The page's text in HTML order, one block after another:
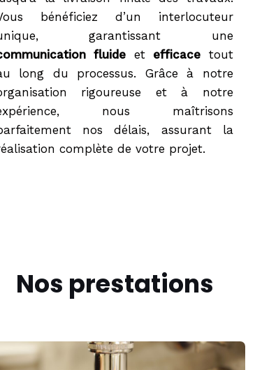
bénéficiez d’un interlocuteur
garantissant une
fluide et efficace tout
long du processus. Grâce à notre
rigoureuse et à notre
nous maîtrisons
nos délais, assurant la
complète de votre projet.
Nos prestations